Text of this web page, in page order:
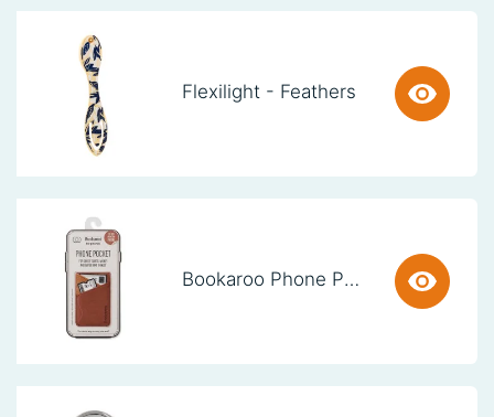
Flexilight - Feathers
Bookaroo Phone Pocket - Brown